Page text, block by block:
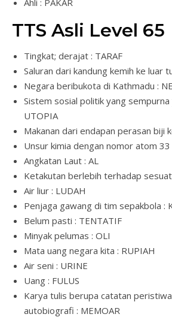
TTS Asli Level 65
Tingkat; derajat : TARAF
Saluran dari kandung kemih ke luar
Negara beribukota di Kathmadu :
Sistem sosial politik yang sempurna
UTOPIA
Makanan dari endapan perasan biji
Unsur kimia dengan nomor atom 33
Angkatan Laut : AL
Ketakutan berlebih terhadap
Air liur : LUDAH
Penjaga gawang di tim sepakbola :
Belum pasti : TENTATIF
Minyak pelumas : OLI
Mata uang negara kita : RUPIAH
Air seni : URINE
Uang : FULUS
Karya tulis berupa catatan
autobiografi : MEMOAR